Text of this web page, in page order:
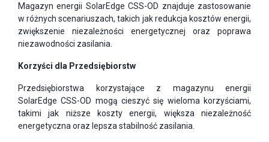
Magazyn energii SolarEdge CSS-OD znajduje zastosowanie
w różnych scenariuszach, takich jak redukcja kosztów energii,
zwiększenie niezależności energetycznej oraz poprawa
niezawodności zasilania.
Korzyści dla Przedsiębiorstw
Przedsiębiorstwa korzystające z magazynu energii
SolarEdge CSS-OD mogą cieszyć się wieloma korzyściami,
takimi jak niższe koszty energii, większa niezależność
energetyczna oraz lepsza stabilność zasilania.